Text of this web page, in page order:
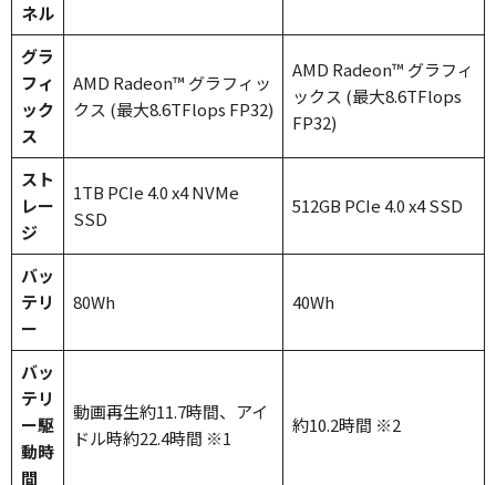
ネル
グラ
フィ
ック
ス
AMD Radeon™ グラフィッ
クス (最大8.6TFlops FP32)
AMD Radeon™ グラフィ
ックス (最大8.6TFlops
FP32)
スト
レー
ジ
1TB PCIe 4.0 x4 NVMe
SSD
512GB PCIe 4.0 x4 SSD
バッ
テリ
ー
80Wh 40Wh
バッ
テリ
ー駆
動時
間
動画再生約11.7時間、アイ
ドル時約22.4時間 ※1
約10.2時間 ※2